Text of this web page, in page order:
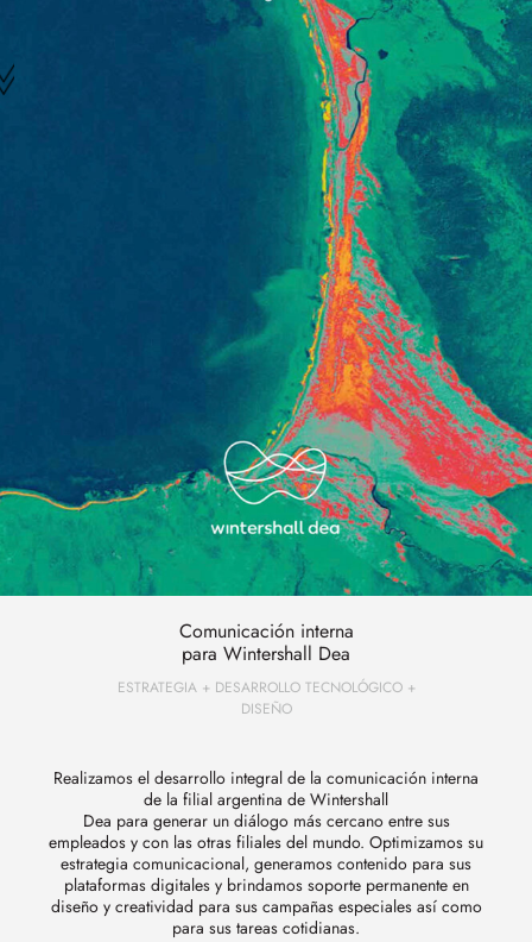
Comunicación interna
para Wintershall Dea
ESTRATEGIA + DESARROLLO TECNOLÓGICO +
DISEÑO
Realizamos el desarrollo integral de la comunicación interna
de la filial argentina de Wintershall
Dea para generar un diálogo más cercano entre sus
empleados y con las otras filiales del mundo. Optimizamos su
estrategia comunicacional, generamos contenido para sus
plataformas digitales y brindamos soporte permanente en
diseño y creatividad para sus campañas especiales así como
para sus tareas cotidianas.